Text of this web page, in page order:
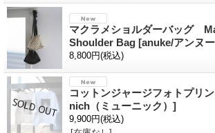
マクラメショルダーバッグ
Shoulder Bag [anuke/アンヌ
8,800円(税込)
コットンジャージフォトプリ
nich（ミューニック）]
9,900円(税込)